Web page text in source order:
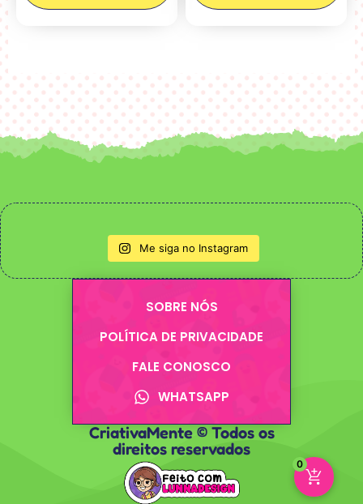
Me siga no Instagram
SOBRE NÓS
POLÍTICA DE PRIVACIDADE
FALE CONOSCO
WHATSAPP
CriativaMente © Todos os
direitos reservados
0